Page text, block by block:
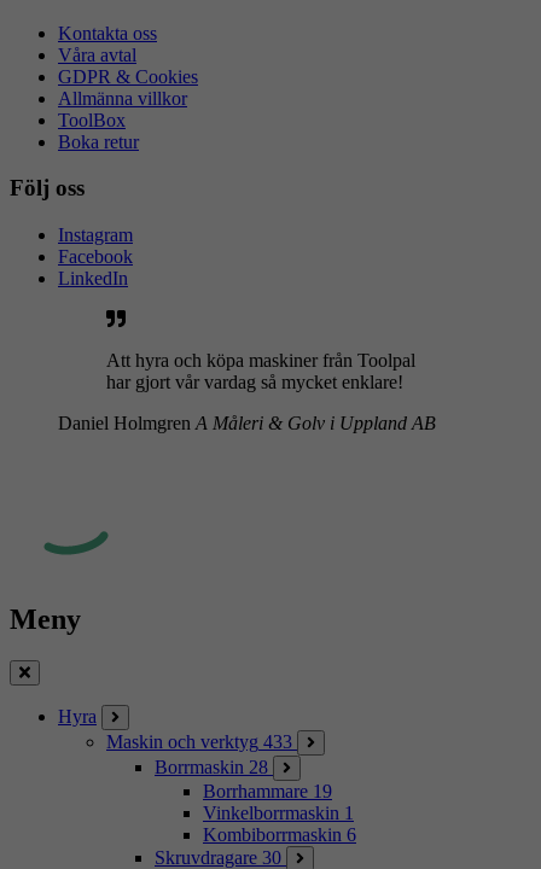
Kontakta oss
Våra avtal
GDPR & Cookies
Allmänna villkor
ToolBox
Boka retur
Följ oss
Instagram
Facebook
LinkedIn
Att hyra och köpa maskiner från Toolpal
har gjort vår vardag så mycket enklare!
Daniel Holmgren A Måleri & Golv i Uppland AB
Meny
Stäng
Hyra
Maskin och verktyg 433
Borrmaskin 28
Borrhammare 19
Vinkelborrmaskin 1
Kombiborrmaskin 6
Skruvdragare 30